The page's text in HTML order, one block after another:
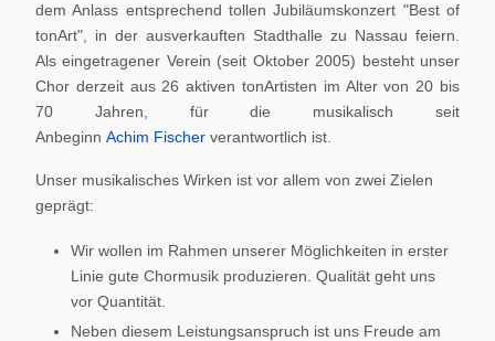
dem Anlass entsprechend tollen Jubiläumskonzert "Best of
tonArt", in der ausverkauften Stadthalle zu Nassau feiern.
Als eingetragener Verein (seit Oktober 2005) besteht unser
Chor derzeit aus 26 aktiven tonArtisten im Alter von 20 bis
70 Jahren, für die musikalisch seit
Anbeginn Achim Fischer verantwortlich ist.
Unser musikalisches Wirken ist vor allem von zwei Zielen
geprägt:
Wir wollen im Rahmen unserer Möglichkeiten in erster
Linie gute Chormusik produzieren. Qualität geht uns
vor Quantität.
Neben diesem Leistungsanspruch ist uns Freude am